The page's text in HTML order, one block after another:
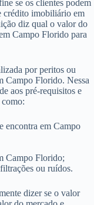
se os clientes podem
crédito imobiliário em
diz qual o valor do
Campo Florido para
por peritos ou
Campo Florido. Nessa
aos pré-requisitos e
encontra em Campo
Campo Florido;
ou ruídos.
dizer se o valor